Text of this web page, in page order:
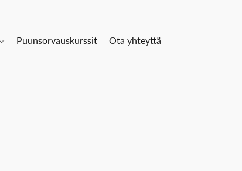
Puunsorvauskurssit Ota yhteyttä